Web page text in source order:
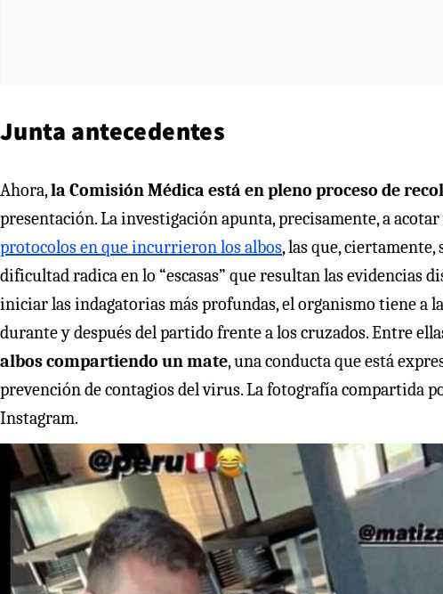
Junta antecedentes
Ahora,la Comisión Médica está en pleno proceso de
presentación. La investigación apunta, precisamente, a
protocolos en que incurrieron los albos, las que,
dificultad radica en lo “escasas” que resultan las evidencias
iniciar las indagatorias más profundas, el organismo tiene a
durante y después del partido frente a los cruzados. Entre
albos compartiendo un mate, una conducta que está
prevención de contagios del virus. La fotografía compartida
Instagram.